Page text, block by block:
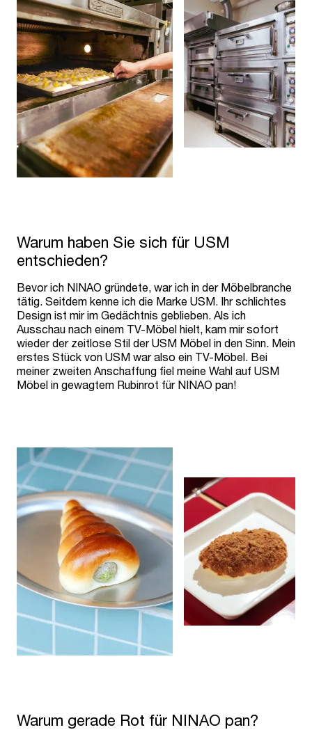
Warum haben Sie sich für USM
entschieden?
Bevor ich NINAO gründete, war ich in der Möbelbranche
tätig. Seitdem kenne ich die Marke USM. Ihr schlichtes
Design ist mir im Gedächtnis geblieben. Als ich
Ausschau nach einem TV-Möbel hielt, kam mir sofort
wieder der zeitlose Stil der USM Möbel in den Sinn. Mein
erstes Stück von USM war also ein TV-Möbel. Bei
meiner zweiten Anschaffung fiel meine Wahl auf USM
Möbel in gewagtem Rubinrot für NINAO pan!
Warum gerade Rot für NINAO pan?